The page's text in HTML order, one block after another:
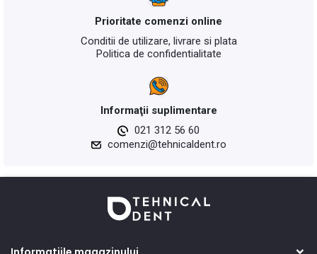
Prioritate comenzi online
Conditii de utilizare, livrare si plata
Politica de confidentialitate
Informaţii suplimentare
021 312 56 60
comenzi@tehnicaldent.ro